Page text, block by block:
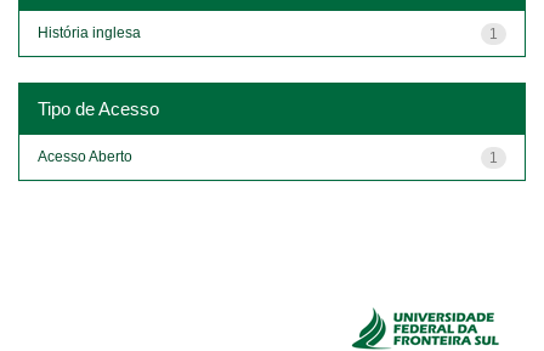
1
História inglesa
Tipo de Acesso
1
Acesso Aberto